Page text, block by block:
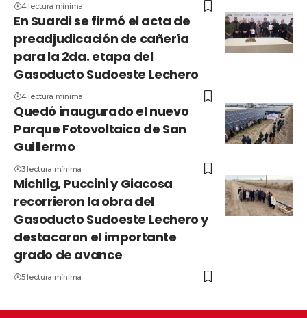
4 lectura mínima
En Suardi se firmó el acta de
preadjudicación de cañería
para la 2da. etapa del
Gasoducto Sudoeste Lechero
4 lectura mínima
Quedó inaugurado el nuevo
Parque Fotovoltaico de San
Guillermo
3 lectura mínima
Michlig, Puccini y Giacosa
recorrieron la obra del
Gasoducto Sudoeste Lechero y
destacaron el importante
grado de avance
5 lectura mínima